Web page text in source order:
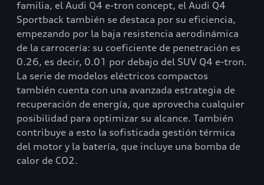
familia, el Audi Q4 e-tron concept, el Audi Q4
Sportback también se destaca por su eficiencia,
empezando por la baja resistencia aerodinámica
de la carrocería: su coeficiente de penetración es
0.26, es decir, 0.01 por debajo del SUV Q4 e-tron.
La serie de modelos eléctricos compactos
también cuenta con una avanzada estrategia de
recuperación de energía, que aprovecha cualquier
posibilidad para optimizar su alcance. También
contribuye a esto la sofisticada gestión térmica
del motor y la batería, que incluye una bomba de
calor de CO2.